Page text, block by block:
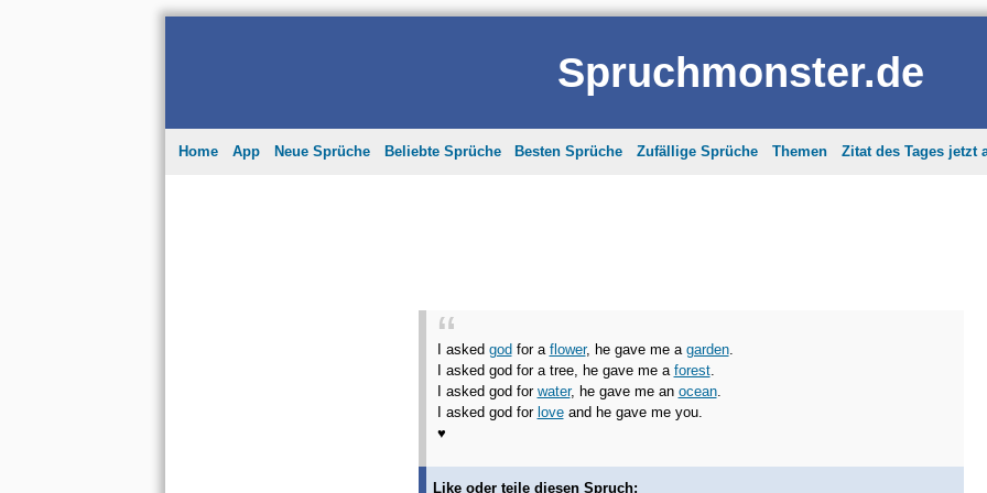
Spruchmonster.de
Home App Neue Sprüche Beliebte Sprüche Besten Sprüche Zufällige Sprüche Themen Zitat des Tages jetzt
I asked godfor a flower, he gave me a garden.
I asked god for a tree, he gave me a forest.
I asked god for water, he gave me an ocean.
I asked god for loveand he gave me you.
♥
Like oder teile diesen Spruch: